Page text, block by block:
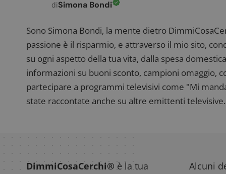
diSimona Bondi
Sono Simona Bondi, la mente dietro
passione è il risparmio, e attraverso il mio sito,
su ogni aspetto della tua vita, dalla spesa
informazioni su buoni sconto, campioni omaggio,
partecipare a programmi televisivi come "Mi
state raccontate anche su altre emittenti
DimmiCosaCerchi® è la tua
Alcuni